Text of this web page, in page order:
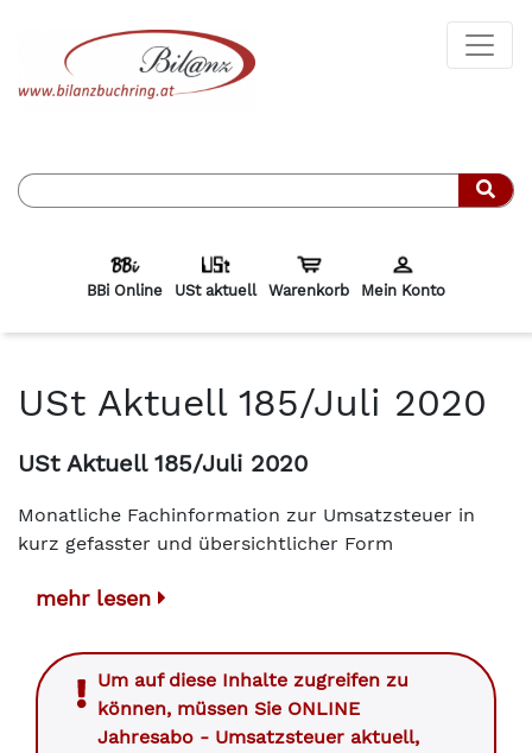
BBi Online USt aktuell Warenkorb Mein Konto
USt Aktuell 185/Juli 2020
USt Aktuell 185/Juli 2020
Monatliche Fachinformation zur Umsatzsteuer in
kurz gefasster und übersichtlicher Form
mehr lesen
Um auf diese Inhalte zugreifen zu
können, müssen Sie ONLINE
Jahresabo - Umsatzsteuer aktuell,